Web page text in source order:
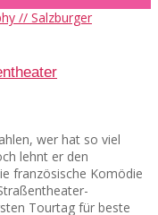
wer hat so viel
lehnt er den
französische Komödie
Tourtag für beste